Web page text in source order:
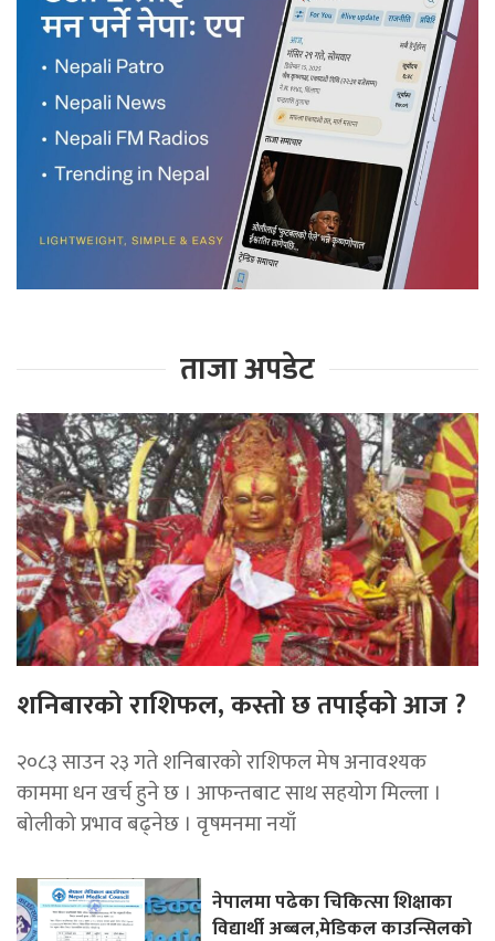
ताजा अपडेट
शनिबारको राशिफल, कस्तो छ तपाईको आज ?
२०८३ साउन २३ गते शनिबारको राशिफल मेष अनावश्यक
काममा धन खर्च हुने छ । आफन्तबाट साथ सहयोग मिल्ला ।
बोलीको प्रभाव बढ्नेछ । वृषमनमा नयाँ
नेपालमा पढेका चिकित्सा शिक्षाका
विद्यार्थी अब्बल,मेडिकल काउन्सिलको